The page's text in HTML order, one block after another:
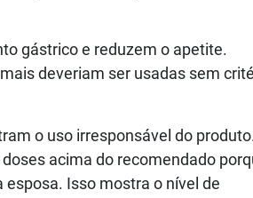
gástrico e reduzem o apetite.
deveriam ser usadas sem
o uso irresponsável do
acima do recomendado
Isso mostra o nível de